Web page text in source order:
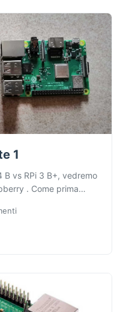
1
B vs RPi 3 B+, vedremo
. Come prima…